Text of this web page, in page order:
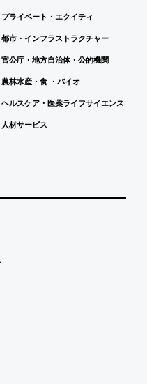
プライベート・エクイティ
都市・インフラストラクチャー
官公庁・地方自治体・公的機関
農林水産・食 ・バイオ
ヘルスケア・医薬ライフサイエンス
人材サービス